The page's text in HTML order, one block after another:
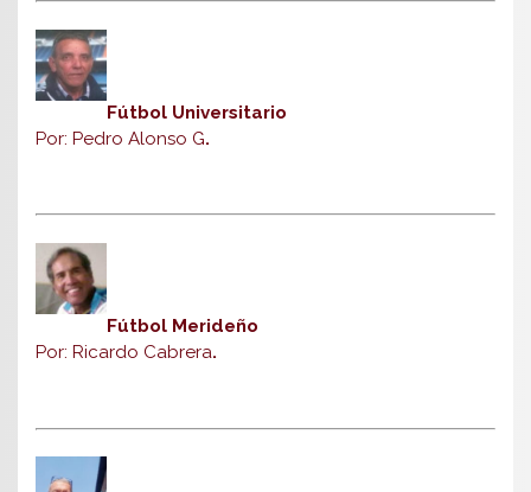
Fútbol Universitario
Por: Pedro Alonso G.
Fútbol Merideño
Por: Ricardo Cabrera.